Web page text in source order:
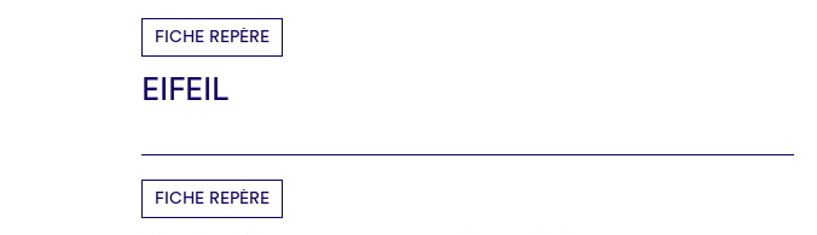
FICHE REPÈRE
EIFEIL
FICHE REPÈRE